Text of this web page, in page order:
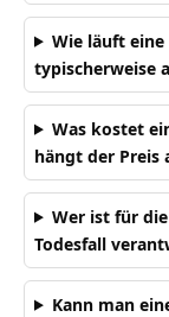
Wie läuft
typischerweise
Was kostet
hängt der Preis
Wer ist für
Todesfall
Kann man